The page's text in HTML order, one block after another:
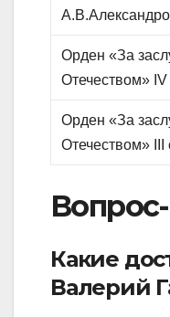
Орден «За
Отечеством» IV
Орден «За
Отечеством» III
Какие
Валерий